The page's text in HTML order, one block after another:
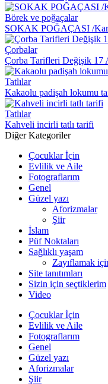
Börek ve poğaçalar
SOKAK POĞAÇASI /
Çorbalar
Çorba Tarifleri Değişik 17
Tatlılar
Kakaolu padişah lokumu
Tatlılar
Kahveli incirli tatlı tarifi
Diğer Kategoriler
Çocuklar İçin
Evlilik ve Aile
Fotograflarım
Genel
Güzel yazı
Aforizmalar
Şiir
İslam
Püf Noktaları
Sağlıklı yaşam
Zayıflamak
Site tanıtımları
Sizin için seçtiklerim
Video
Çocuklar İçin
Evlilik ve Aile
Fotograflarım
Genel
Güzel yazı
Aforizmalar
Şiir